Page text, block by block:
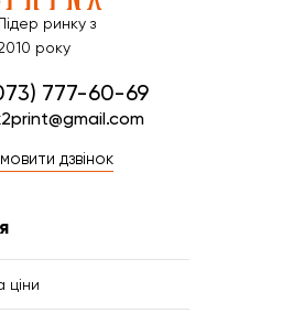
ринку з
року
777-60-69
дзвінок
ціни